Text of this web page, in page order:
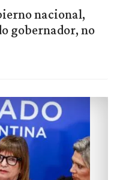
nacional,
gobernador, no